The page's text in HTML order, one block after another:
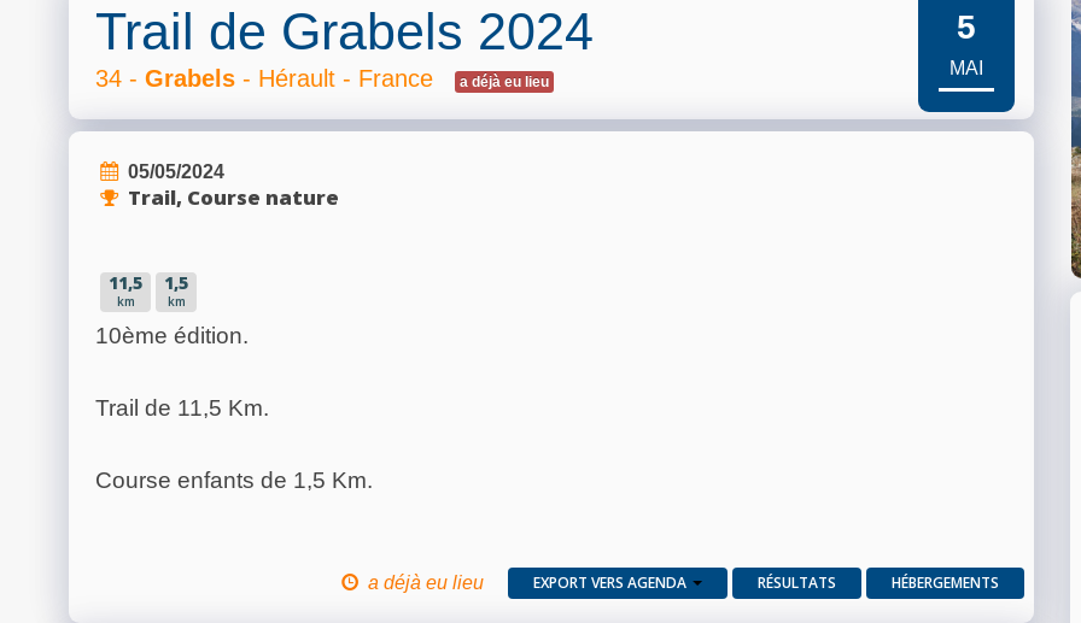
Trail de Grabels 2024
34 - Grabels - Hérault - France a déjà eu lieu
5
MAI
05/05/2024
Trail, Course nature
11,5
km
1,5
km
10ème édition.
Trail de 11,5 Km.
Course enfants de 1,5 Km.
a déjà eu lieu EXPORT VERS AGENDA RÉSULTATS HÉBERGEMENTS